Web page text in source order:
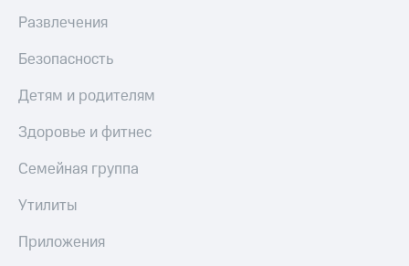
Развлечения
Безопасность
Детям и родителям
Здоровье и фитнес
Семейная группа
Утилиты
Приложения